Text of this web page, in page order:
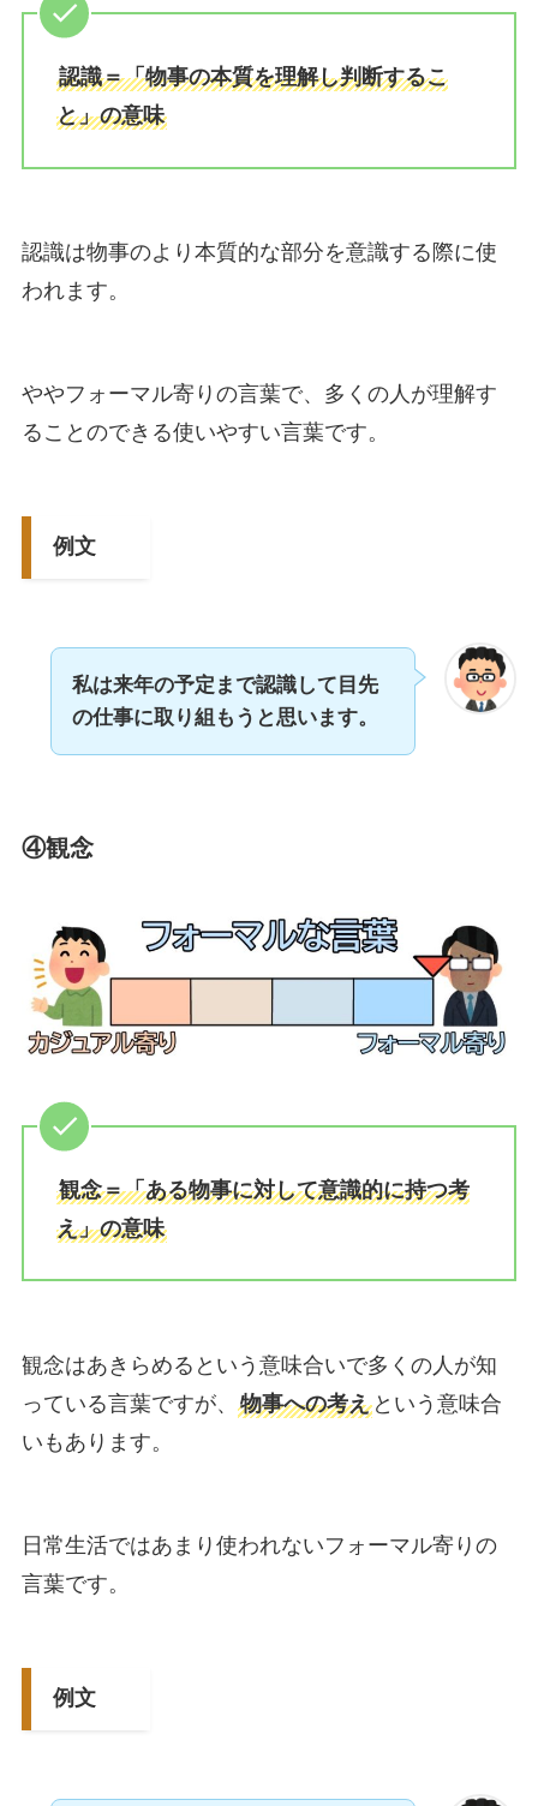
認識＝「物事の本質を理解し判断するこ
と」の意味
認識は物事のより本質的な部分を意識する際に使
われます。
ややフォーマル寄りの言葉で、多くの人が理解す
ることのできる使いやすい言葉です。
例文
私は来年の予定まで認識して目先
の仕事に取り組もうと思います。
④観念
観念＝「ある物事に対して意識的に持つ考
え」の意味
観念はあきらめるという意味合いで多くの人が知
っている言葉ですが、 物事への考えという意味合
いもあります。
日常生活ではあまり使われないフォーマル寄りの
言葉です。
例文